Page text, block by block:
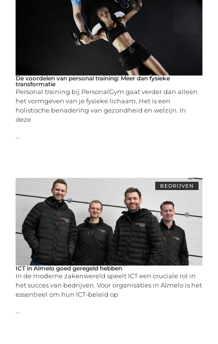
De voordelen van personal training: Meer dan fysieke
transformatie
Personal training bij PersonalGym gaat verder dan alleen
het vormgeven van je fysieke lichaam. Het is een
holistische benadering van gezondheid en welzijn. In
deze
...
BEDRIJVEN
ICT in Almelo goed geregeld hebben
In de moderne zakenwereld speelt ICT een cruciale rol in
het succes van bedrijven. Voor organisaties in Almelo is het
essentieel om hun ICT-beleid op
...